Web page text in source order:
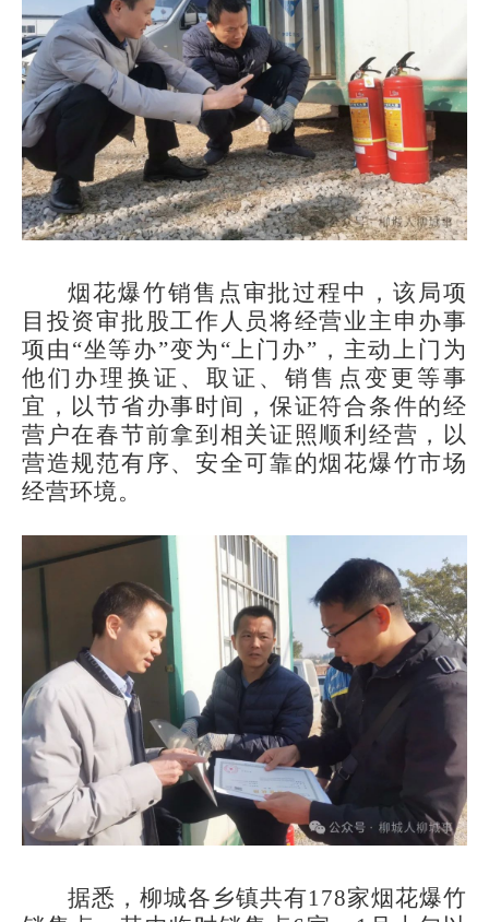
烟花爆竹销售点审批过程中，该局项
目投资审批股工作人员将经营业主申办事
项由“坐等办”变为“上门办”，主动上门为
他们办理换证、取证、销售点变更等事
宜，以节省办事时间，保证符合条件的经
营户在春节前拿到相关证照顺利经营，以
营造规范有序、安全可靠的烟花爆竹市场
经营环境。
据悉，柳城各乡镇共有178家烟花爆竹